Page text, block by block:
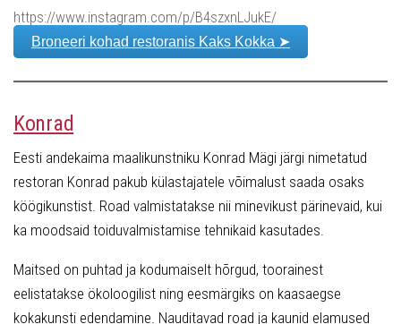
https://www.instagram.com/p/B4szxnLJukE/
Broneeri kohad restoranis Kaks Kokka ➤
Konrad
Eesti andekaima maalikunstniku Konrad Mägi järgi nimetatud
restoran Konrad pakub külastajatele võimalust saada osaks
köögikunstist. Road valmistatakse nii minevikust pärinevaid, kui
ka moodsaid toiduvalmistamise tehnikaid kasutades.
Maitsed on puhtad ja kodumaiselt hõrgud, toorainest
eelistatakse ökoloogilist ning eesmärgiks on kaasaegse
kokakunsti edendamine. Nauditavad road ja kaunid elamused